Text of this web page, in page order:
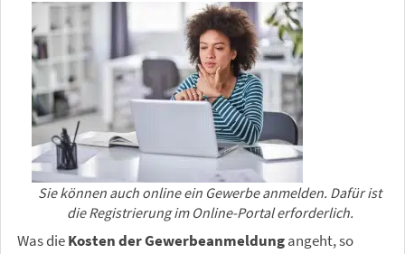
Sie können auch online ein Gewerbe anmelden. Dafür ist
die Registrierung im Online-Portal erforderlich.
Was dieKosten der Gewerbeanmeldungangeht, so